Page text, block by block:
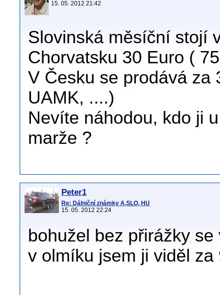
15. 05. 2012 21:42
Slovinská měsíční stojí
Chorvatsku 30 Euro (
V Česku se prodává za
UAMK, ....)
Nevíte náhodou, kdo ji
marže ?
Peter1
Re: Dálniční známky A,SLO, HU
15. 05. 2012 22:24
bohužel bez přirážky
v olmíku jsem ji viděl za